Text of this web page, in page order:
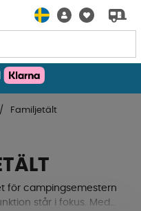
Familjetält
för campingsemestern
står i fokus. Med